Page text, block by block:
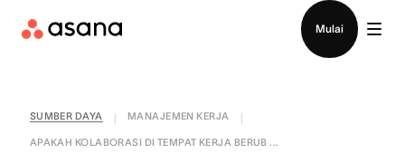
Mulai
SUMBER DAYA MANAJEMEN KERJA
APAKAH KOLABORASI DI TEMPAT KERJA BERUB ...